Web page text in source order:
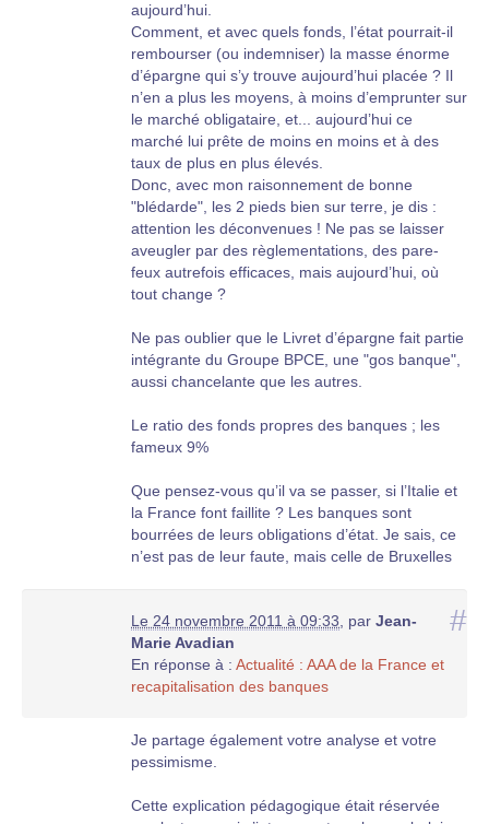
aujourd’hui.
Comment, et avec quels fonds, l’état pourrait-il
rembourser (ou indemniser) la masse énorme
d’épargne qui s’y trouve aujourd’hui placée ? Il
n’en a plus les moyens, à moins d’emprunter sur
le marché obligataire, et... aujourd’hui ce
marché lui prête de moins en moins et à des
taux de plus en plus élevés.
Donc, avec mon raisonnement de bonne
"blédarde", les 2 pieds bien sur terre, je dis :
attention les déconvenues ! Ne pas se laisser
aveugler par des règlementations, des pare-
feux autrefois efficaces, mais aujourd’hui, où
tout change ?
Ne pas oublier que le Livret d’épargne fait partie
intégrante du Groupe BPCE, une "gos banque",
aussi chancelante que les autres.
Le ratio des fonds propres des banques ; les
fameux 9%
Que pensez-vous qu’il va se passer, si l’Italie et
la France font faillite ? Les banques sont
bourrées de leurs obligations d’état. Je sais, ce
n’est pas de leur faute, mais celle de Bruxelles
Et ce n’est pas tout. Les banques ne présentent
pas de bilans "sincères". Elles cachent les actifs
pourris, ou les travestissent en fonds, alors qu’ils
milliards de ces actifs sont cachés, personne ne
sait où... sauf les banques qui les possèdent.
Raison pour laquelle les banques, ne se faisant
plus confiance entre elles, ne se prêtent plus
#
Le 24 novembre 2011 à 09:33 par Jean-
Marie Avadian
En réponse à : Actualité : AAA de la France et
recapitalisation des banques
Je partage également votre analyse et votre
pessimisme.
Cette explication pédagogique était réservée